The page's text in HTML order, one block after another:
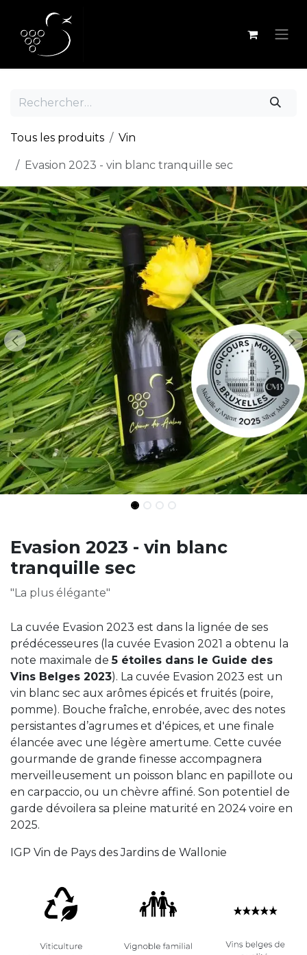
Tous les produits Vin
Evasion 2023 - vin blanc tranquille sec
Evasion 2023 - vin blanc
tranquille sec
"La plus élégante"
La cuvée Evasion 2023 est dans la lignée de ses
prédécesseures (la cuvée Evasion 2021 a obtenu la
note maximale de5 étoiles dans le Guide des
Vins Belges 2023). La cuvée Evasion 2023 est un
vin blanc sec aux arômes épicés et fruités (poire,
pomme). Bouche fraîche, enrobée, avec des notes
persistantes d’agrumes et d'épices, et une finale
élancée avec une légère amertume. Cette cuvée
gourmande de grande finesse accompagnera
merveilleusement un poisson blanc en papillote ou
en carpaccio, ou un chèvre affiné. Son potentiel de
garde dévoilera sa pleine maturité en 2024 voire en
2025.
IGP Vin de Pays des Jardins de Wallonie